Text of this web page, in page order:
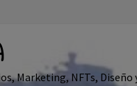
Marketing, NFTs,